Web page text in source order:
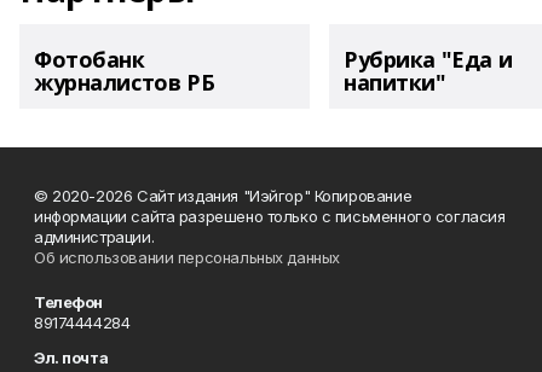
Фотобанк
журналистов РБ
Рубрика "Еда и
напитки"
© 2020-2026 Сайт издания "Иэйгор" Копирование
информации сайта разрешено только с письменного согласия
администрации.
Об использовании персональных данных
Телефон
89174444284
Эл. почта